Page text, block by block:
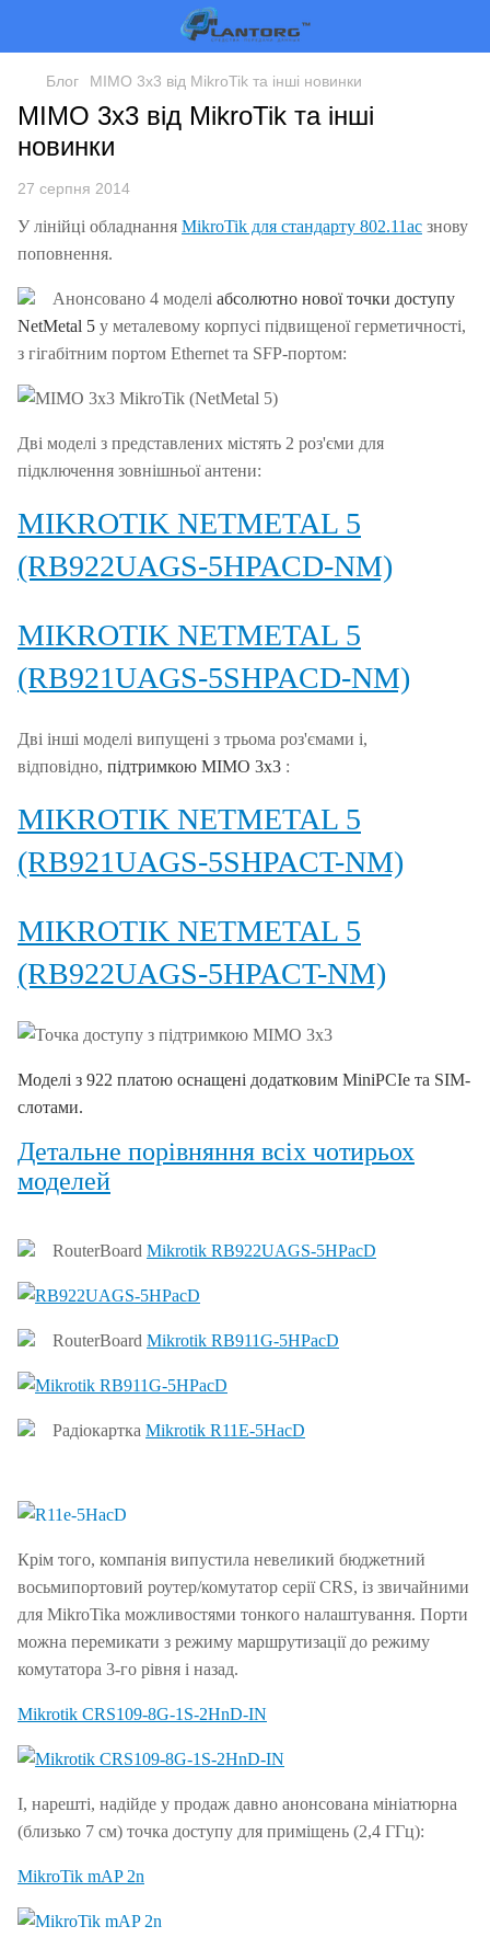
Блог MIMO 3x3 від MikroTik та інші новинки
MIMO 3x3 від MikroTik та інші
новинки
27 серпня 2014
У лінійці обладнання MikroTik для стандарту 802.11ac знову
поповнення.
Анонсовано 4 моделі абсолютно нової точки доступу
NetMetal 5 у металевому корпусі підвищеної герметичності,
з гігабітним портом Ethernet та SFP-портом:
Дві моделі з представлених містять 2 роз'єми для
підключення зовнішньої антени:
MIKROTIK NETMETAL 5
(RB922UAGS-5HPACD-NM)
MIKROTIK NETMETAL 5
(RB921UAGS-5SHPACD-NM)
Дві інші моделі випущені з трьома роз'ємами і,
відповідно, підтримкою MIMO 3x3 :
MIKROTIK NETMETAL 5
(RB921UAGS-5SHPACT-NM)
MIKROTIK NETMETAL 5
(RB922UAGS-5HPACT-NM)
Моделі з 922 платою оснащені додатковим MiniPCIe та SIM-
слотами.
Детальне порівняння всіх чотирьох
моделей
RouterBoard Mikrotik RB922UAGS-5HPacD
RouterBoard Mikrotik RB911G-5HPacD
Радіокартка Mikrotik R11E-5HacD
Крім того, компанія випустила невеликий бюджетний
восьмипортовий роутер/комутатор серії CRS, із звичайними
для MikroTika можливостями тонкого налаштування. Порти
можна перемикати з режиму маршрутизації до режиму
комутатора 3-го рівня і назад.
Mikrotik CRS109-8G-1S-2HnD-IN
І, нарешті, надійде у продаж давно анонсована мініатюрна
(близько 7 см) точка доступу для приміщень (2,4 ГГц):
MikroTik mAP 2n